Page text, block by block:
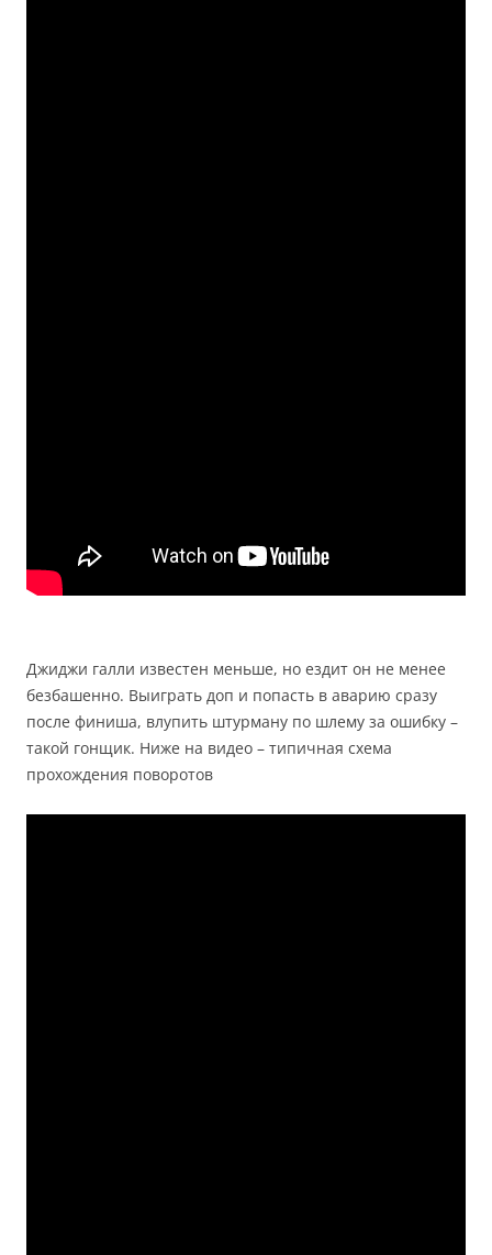
Джиджи галли известен меньше, но ездит он не менее
безбашенно. Выиграть доп и попасть в аварию сразу
после финиша, влупить штурману по шлему за ошибку –
такой гонщик. Ниже на видео – типичная схема
прохождения поворотов